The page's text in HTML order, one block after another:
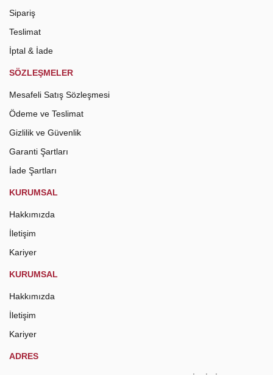
Sipariş
Teslimat
İptal & İade
SÖZLEŞMELER
Mesafeli Satış Sözleşmesi
Ödeme ve Teslimat
Gizlilik ve Güvenlik
Garanti Şartları
İade Şartları
KURUMSAL
Hakkımızda
İletişim
Kariyer
KURUMSAL
Hakkımızda
İletişim
Kariyer
ADRES